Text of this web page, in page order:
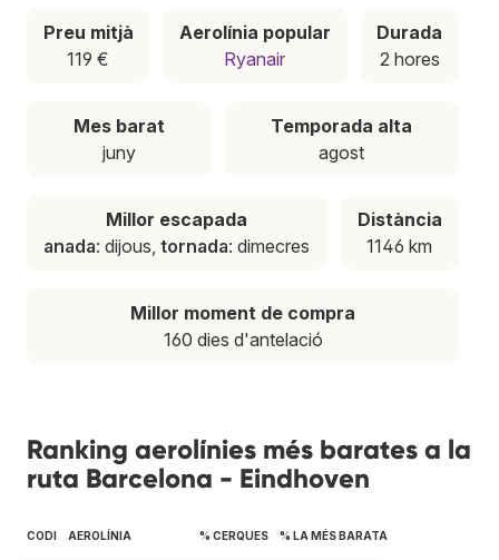
Preu mitjà
119 €
Aerolínia popular
Ryanair
Durada
2 hores
Mes barat
juny
Temporada alta
agost
Millor escapada
anada: dijous,tornada: dimecres
Distància
1146 km
Millor moment de compra
160 dies d'antelació
Ranking aerolínies més barates a la
ruta Barcelona - Eindhoven
CODI AEROLÍNIA % CERQUES % LA MÉS BARATA